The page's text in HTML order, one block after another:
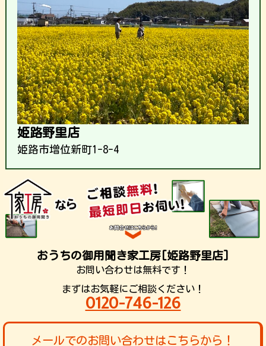
姫路野里店
姫路市増位新町1-8-4
おうちの御用聞き家工房[姫路野里店]
お問い合わせは無料です！
まずはお気軽にご相談ください！
0120-746-126
メールでのお問い合わせはこちらから！